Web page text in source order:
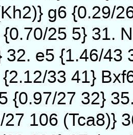
g6 {0.29/
25 5} 31.
32. e5 {1.46/43
33 41}
{0.97/27 32}
27 106 (Tca8)}